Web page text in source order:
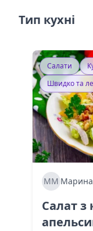
Тип кухні
Салати
Швидко та
ММ
Салат з